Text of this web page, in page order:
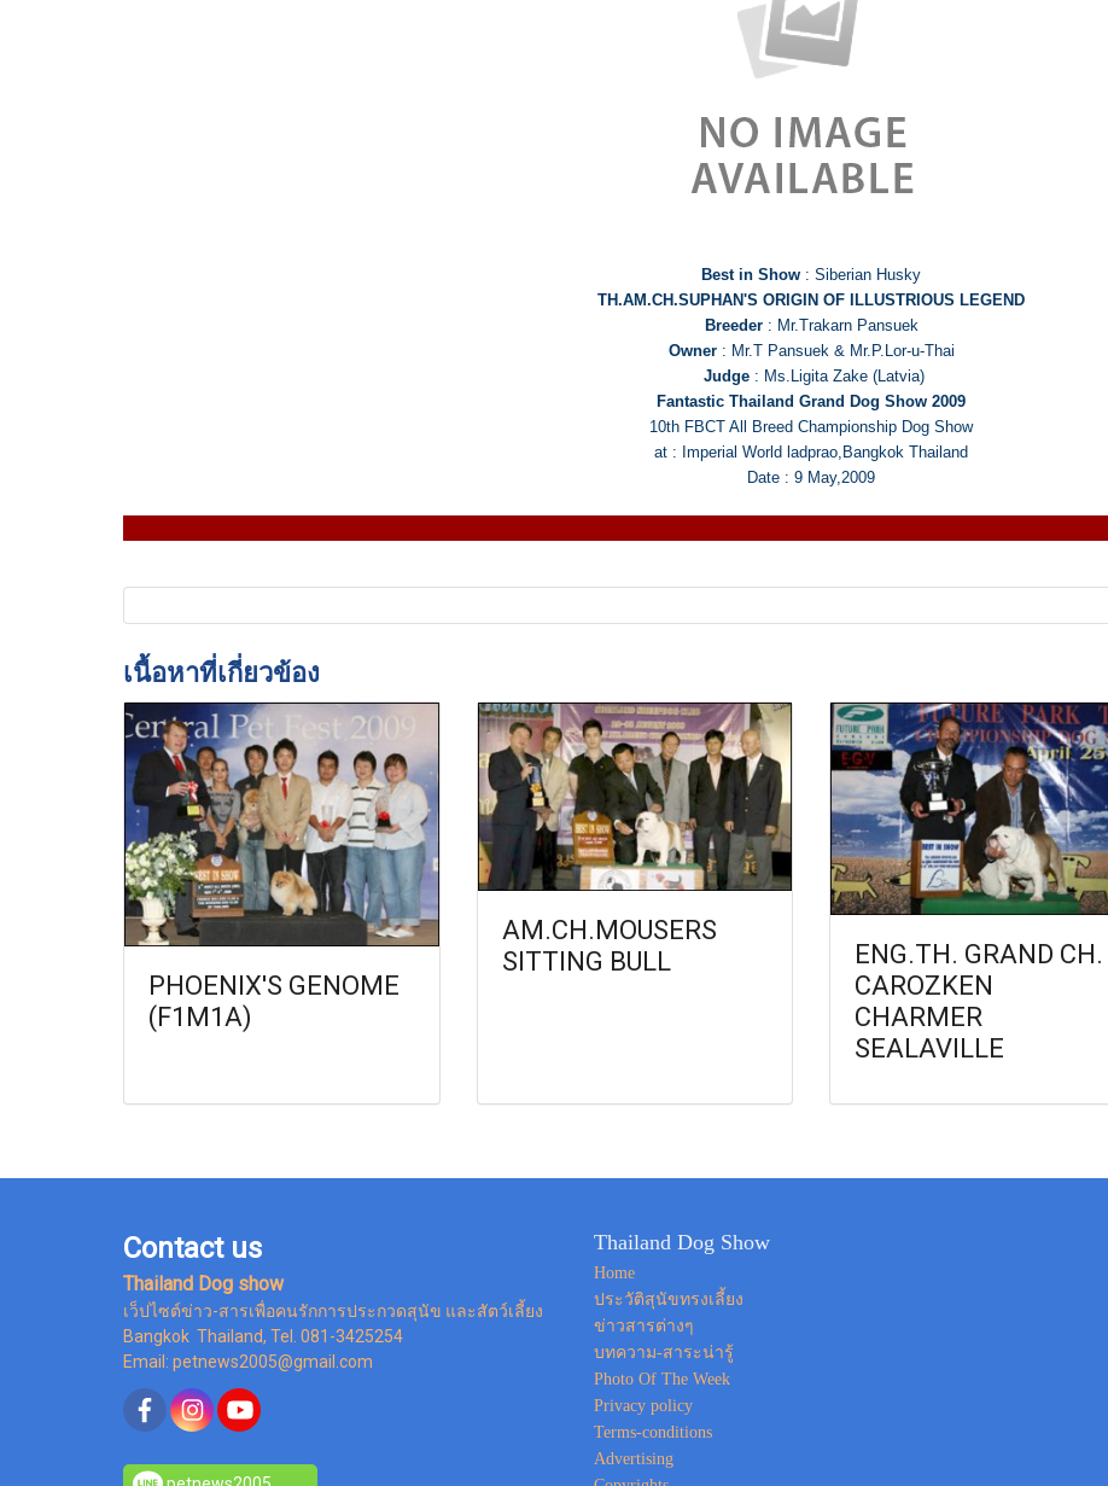
Best in Show : Siberian Husky
TH.AM.CH.SUPHAN'S ORIGIN OF ILLUSTRIOUS LEGEND
Breeder : Mr.Trakarn Pansuek
Owner : Mr.T Pansuek & Mr.P.Lor-u-Thai
Judge : Ms.Ligita Zake (Latvia)
Fantastic Thailand Grand Dog Show 2009
10th FBCT All Breed Championship Dog Show
at : Imperial World ladprao,Bangkok Thailand
Date : 9 May,2009
เนื้อหาที่เกี่ยวข้อง
PHOENIX'S GENOME
(F1M1A)
AM.CH.MOUSERS
SITTING BULL
ENG.TH. GRAND CH.
CAROZKEN
CHARMER
SEALAVILLE
Contact us
Thailand Dog show
เว็ปไซต์ข่าว-สารเพื่อคนรักการประกวดสุนัข และสัตว์เลี้ยง
Bangkok Thailand, Tel. 081-3425254
Email: petnews2005@gmail.com
Thailand Dog Show
Home
ประวัติสุนัขทรงเลี้ยง
ข่าวสารต่างๆ
บทความ-สาระน่ารู้
Photo Of The Week
Privacy policy
Terms-conditions
Advertising